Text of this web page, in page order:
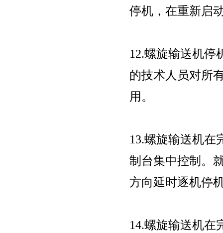
停机，在重新启
12.螺旋输送机停
的技术人员对所
用。
13.螺旋输送机在
制台集中控制。
方向延时逐机停
14.螺旋输送机在